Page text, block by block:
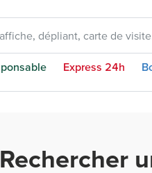
dépliant, carte de
Express 24h
Rechercher